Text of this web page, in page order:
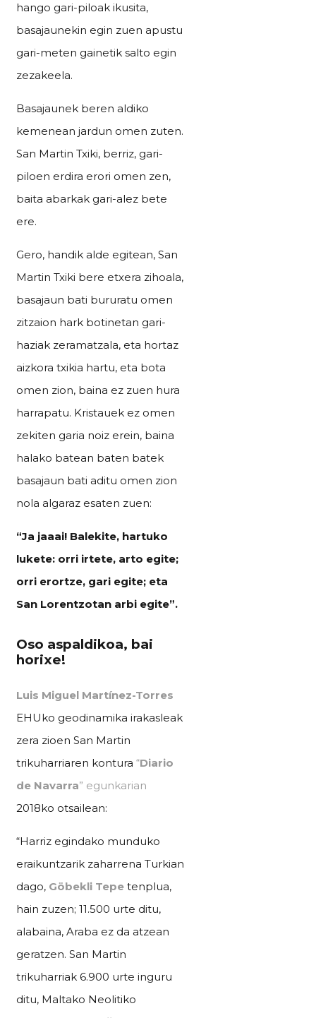
hango gari-piloak ikusita,
basajaunekin egin zuen apustu
gari-meten gainetik salto egin
zezakeela.
Basajaunek beren aldiko
kemenean jardun omen zuten.
San Martin Txiki, berriz, gari-
piloen erdira erori omen zen,
baita abarkak gari-alez bete
ere.
Gero, handik alde egitean, San
Martin Txiki bere etxera zihoala,
basajaun bati bururatu omen
zitzaion hark botinetan gari-
haziak zeramatzala, eta hortaz
aizkora txikia hartu, eta bota
omen zion, baina ez zuen hura
harrapatu. Kristauek ez omen
zekiten garia noiz erein, baina
halako batean baten batek
basajaun bati aditu omen zion
nola algaraz esaten zuen:
“Ja jaaai! Balekite, hartuko
lukete: orri irtete, arto egite;
orri erortze, gari egite; eta
San Lorentzotan arbi egite”.
Oso aspaldikoa, bai
horixe!
Luis Miguel Martínez-Torres
EHUko geodinamika irakasleak
zera zioen San Martin
trikuharriaren kontura “Diario
de Navarra” egunkarian
2018ko otsailean:
“Harriz egindako munduko
eraikuntzarik zaharrena Turkian
dago,Göbekli Tepetenplua,
hain zuzen; 11.500 urte ditu,
alabaina, Araba ez da atzean
geratzen. San Martin
trikuharriak 6.900 urte inguru
ditu, Maltako Neolitiko